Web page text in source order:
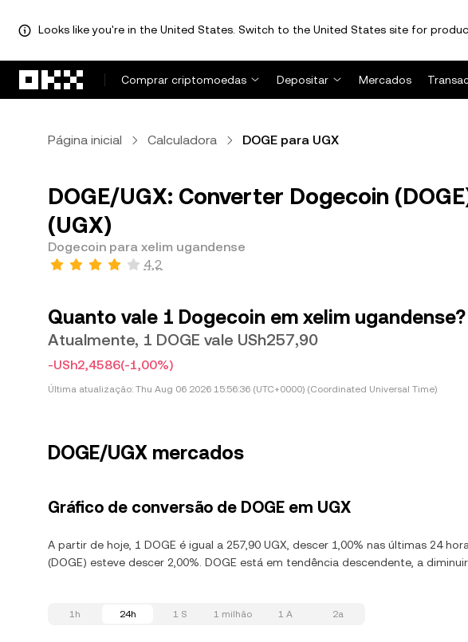
Looks like you're in the United States. Switch to the United States site for
Comprar criptomoedas
Depositar Mercados
Página inicial Calculadora DOGE para UGX
DOGE/UGX: Converter Dogecoin
(UGX)
Dogecoin para xelim ugandense
4,2
Quanto vale 1 Dogecoin em xelim ugandense?
Atualmente, 1 DOGE vale USh257,90
-USh2,4586(-1,00%)
Última atualização: Thu Aug 06 2026 15:56:36 (UTC+0000) (Coordinated Universal Time)
DOGE/UGX mercados
Gráfico de conversão de DOGE em UGX
A partir de hoje, 1 DOGE é igual a 257,90 UGX, descer 1,00% nas últimas 24
(DOGE) esteve descer 2,00%. DOGE está em tendência descendente, a
1h 24h 1 S 1 milhão 1 A 2a